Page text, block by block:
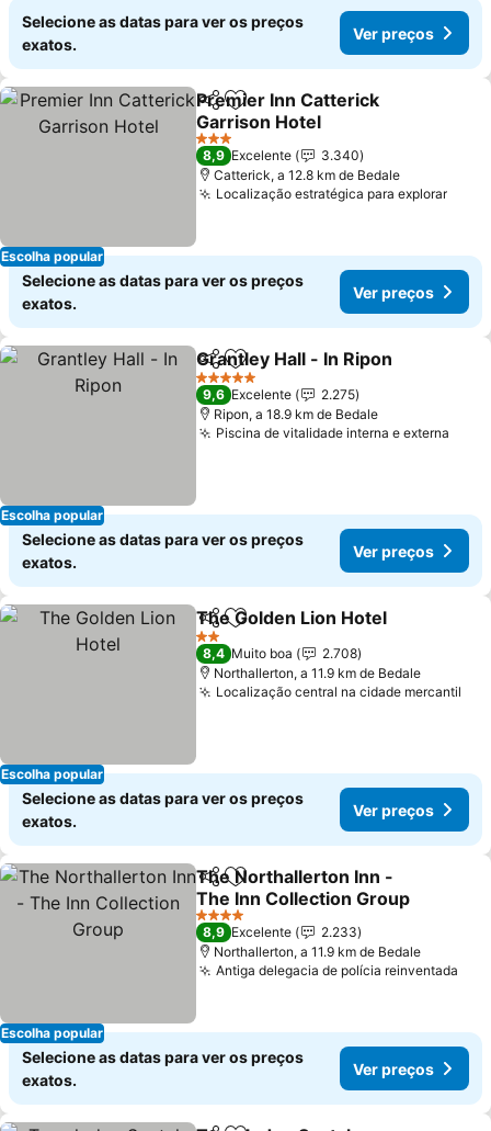
Selecione as datas para ver os preços
exatos.
Ver preços
Escolha popular
PartilharAdicionar aos favoritos
Premier Inn Catterick
Garrison Hotel
Ver preços
3 Estrelas
8,9 Excelente
3.340
Catterick, a 12.8 km de Bedale
Localização estratégica para explorarVer
Selecione as datas para ver os preços
exatos.
Ver preços
Escolha popular
PartilharAdicionar aos favoritos
Grantley Hall - In Ripon
5 Estrelas
9,6 Excelente
2.275
Ripon, a 18.9 km de Bedale
Piscina de vitalidade interna e externa
Selecione as datas para ver os preços
exatos.
Ver preços
Escolha popular
PartilharAdicionar aos favoritos
The Golden Lion Hotel
2 Estrelas
8,4 Muito boa
2.708
Northallerton, a 11.9 km de Bedale
Localização central na cidade mercantil
Selecione as datas para ver os preços
exatos.
Ver preços
Escolha popular
PartilharAdicionar aos favoritos
The Northallerton Inn -
The Inn Collection Group
Ver preços
4 Estrelas
8,9 Excelente
2.233
Northallerton, a 11.9 km de Bedale
Antiga delegacia de polícia reinventada
Selecione as datas para ver os preços
exatos.
Ver preços